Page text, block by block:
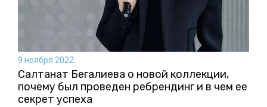
9 ноября 2022
Салтанат Бегалиева о новой коллекции,
почему был проведен ребрендинг и в чем ее
секрет успеха